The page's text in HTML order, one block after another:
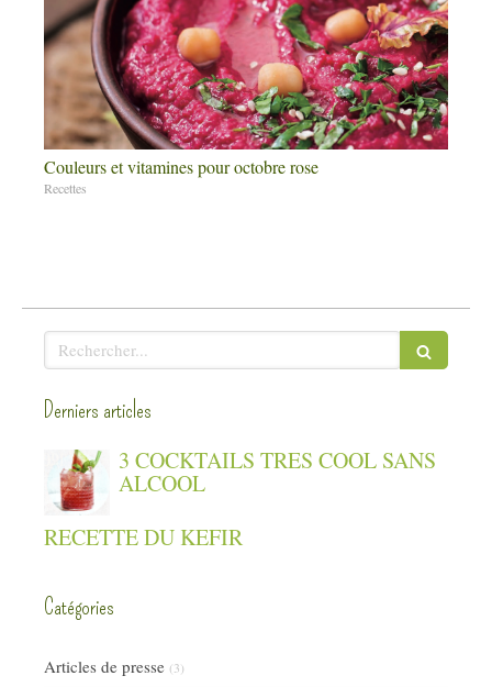
Couleurs et vitamines pour octobre rose
Recettes
Rechercher
Derniers articles
3 COCKTAILS TRES COOL SANS
ALCOOL
RECETTE DU KEFIR
Catégories
Articles de presse (3)